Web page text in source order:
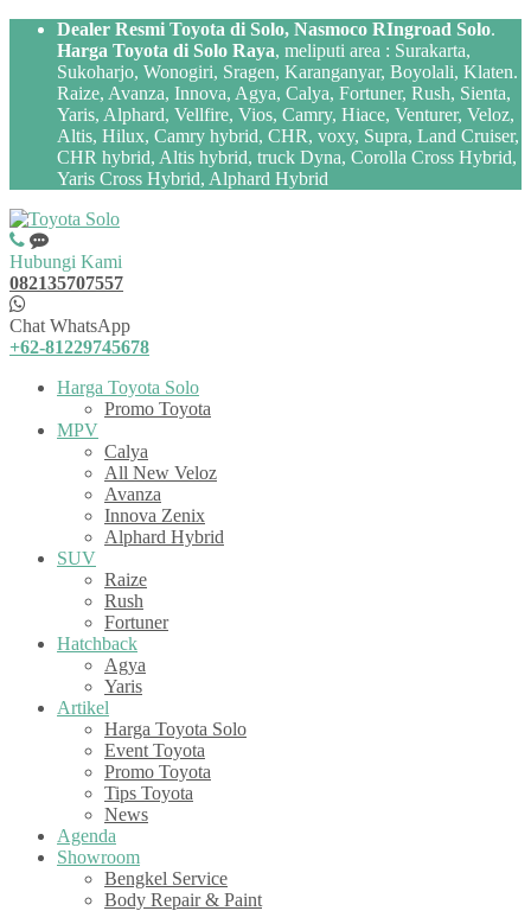
Dealer Resmi Toyota di Solo, Nasmoco RIngroad Solo.
Harga Toyota di Solo Raya, meliputi area : Surakarta,
Sukoharjo, Wonogiri, Sragen, Karanganyar, Boyolali, Klaten.
Raize, Avanza, Innova, Agya, Calya, Fortuner, Rush, Sienta,
Yaris, Alphard, Vellfire, Vios, Camry, Hiace, Venturer, Veloz,
Altis, Hilux, Camry hybrid, CHR, voxy, Supra, Land Cruiser,
CHR hybrid, Altis hybrid, truck Dyna, Corolla Cross Hybrid,
Yaris Cross Hybrid, Alphard Hybrid
Hubungi Kami
082135707557
Chat WhatsApp
+62-81229745678
Harga Toyota Solo
Promo Toyota
MPV
Calya
All New Veloz
Avanza
Innova Zenix
Alphard Hybrid
SUV
Raize
Rush
Fortuner
Hatchback
Agya
Yaris
Artikel
Harga Toyota Solo
Event Toyota
Promo Toyota
Tips Toyota
News
Agenda
Showroom
Bengkel Service
Body Repair & Paint